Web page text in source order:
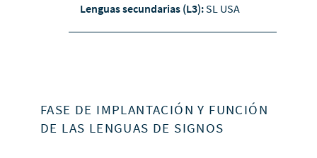
Lenguas secundarias (L3):SL USA
FASE DE IMPLANTACIÓN Y FUNCIÓN
DE LAS LENGUAS DE SIGNOS